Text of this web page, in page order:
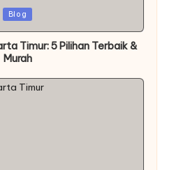
Blog
Timur: 5 Pilihan Terbaik &
Murah